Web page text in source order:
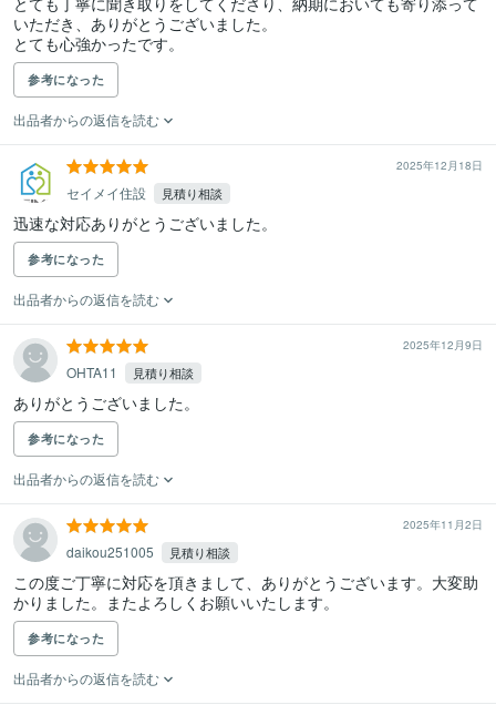
いただき、ありがとうございました。
とても心強かったです。
参考になった
出品者からの返信を読む
2025年12月18日
セイメイ住設 見積り相談
参考になった
出品者からの返信を読む
2025年12月9日
OHTA11 見積り相談
ありがとうございました。
参考になった
出品者からの返信を読む
2025年11月2日
daikou251005 見積り相談
この度ご丁寧に対応を頂きまして、ありがとうございます。大変助
かりました。またよろしくお願いいたします。
参考になった
出品者からの返信を読む